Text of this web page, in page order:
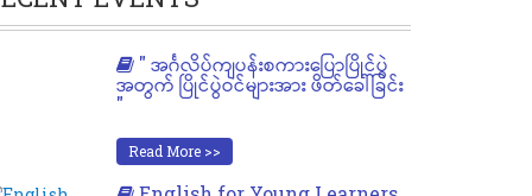
" အင်္ဂလိပ်ကျပန်းစကားပြောပြိုင်ပွဲ
အတွက် ပြိုင်ပွဲဝင်များအား ဖိတ်ခေါ်ခြင်း
"
Read More >>